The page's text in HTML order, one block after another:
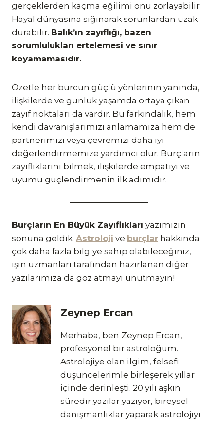
gerçeklerden kaçma eğilimi onu zorlayabilir.
Hayal dünyasına sığınarak sorunlardan uzak
durabilir. Balık’ın zayıflığı, bazen
sorumlulukları ertelemesi ve sınır
koyamamasıdır.
Özetle her burcun güçlü yönlerinin yanında,
ilişkilerde ve günlük yaşamda ortaya çıkan
zayıf noktaları da vardır. Bu farkındalık, hem
kendi davranışlarımızı anlamamıza hem de
partnerimizi veya çevremizi daha iyi
değerlendirmemize yardımcı olur. Burçların
zayıflıklarını bilmek, ilişkilerde empatiyi ve
uyumu güçlendirmenin ilk adımıdır.
Burçların En Büyük Zayıflıkları yazımızın
sonuna geldik. Astroloji ve burçlar hakkında
çok daha fazla bilgiye sahip olabileceğiniz,
işin uzmanları tarafından hazırlanan diğer
yazılarımıza da göz atmayı unutmayın!
Zeynep Ercan
Merhaba, ben Zeynep Ercan,
profesyonel bir astroloğum.
Astrolojiye olan ilgim, felsefi
düşüncelerimle birleşerek yıllar
içinde derinleşti. 20 yılı aşkın
süredir yazılar yazıyor, bireysel
danışmanlıklar yaparak astrolojiyi